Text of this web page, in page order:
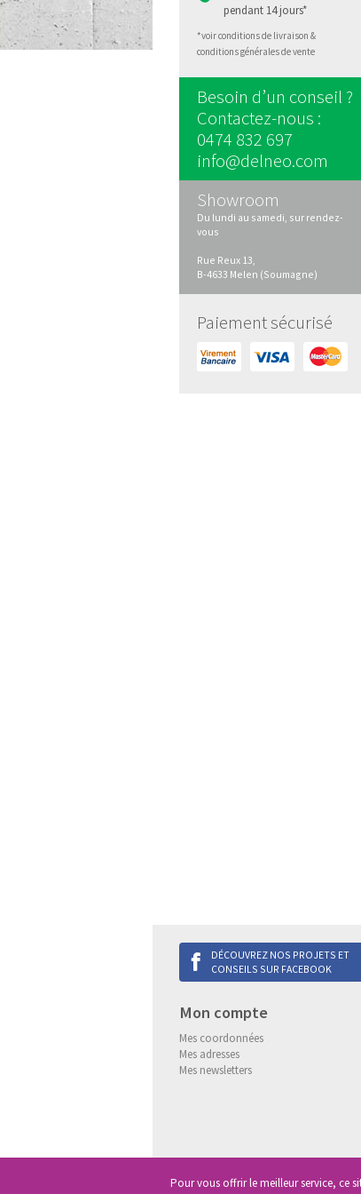
pendant 14 jours*
*voir conditions de livraison &
conditions générales de vente
Besoin d’un conseil ?
Contactez-nous :
0474 832 697
info@delneo.com
Showroom
Du lundi au samedi, sur rendez-
vous
Rue Reux 13,
B-4633 Melen (Soumagne)
Paiement sécurisé
DÉCOUVREZ NOS PROJETS ET
CONSEILS SUR FACEBOOK
Mon compte
Mes coordonnées
Mes adresses
Mes newsletters
Copyright© 2013-2026
Pour vous offrir le meilleur service, ce